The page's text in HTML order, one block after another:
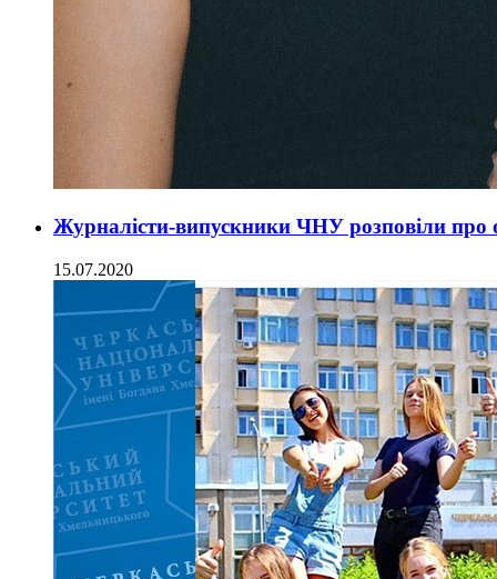
Журналісти-випускники ЧНУ розповіли про
15.07.2020